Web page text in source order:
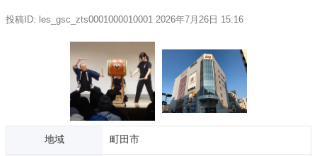
投稿ID: les_gsc_zts0001000010001 2026年7月26日 15:16
地域 町田市